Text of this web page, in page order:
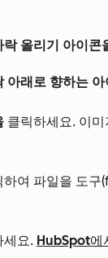
락 올리기 아이콘
아래로 향하는
클릭하세요. 이
하여 파일을 도구
세요. HubSpot에